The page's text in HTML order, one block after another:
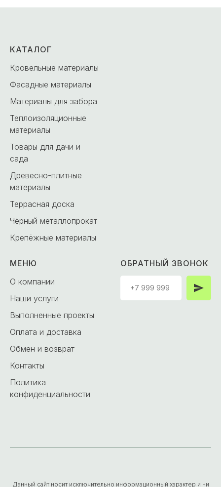
КАТАЛОГ
Кровельные материалы
Фасадные материалы
Материалы для забора
Теплоизоляционные
материалы
Товары для дачи и
сада
Древесно-плитные
материалы
Террасная доска
Чёрный металлопрокат
Крепёжные материалы
МЕНЮ
О компании
Наши услуги
Выполненные проекты
Оплата и доставка
Обмен и возврат
Контакты
Политика
конфиденциальности
ОБРАТНЫЙ ЗВОНОК
Данный сайт носит исключительно информационный характер и ни